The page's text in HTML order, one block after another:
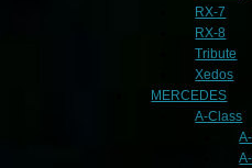
RX-7
RX-8
Tribute
Xedos
MERCEDES
A-Class